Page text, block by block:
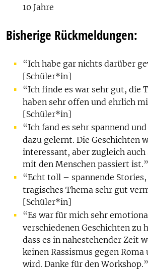
10 Jahre
Bisherige Rückmeldungen:
“Ich habe gar nichts darüber
[Schüler*in]
“Ich finde es war sehr gut, die
haben sehr offen und ehrlich
[Schüler*in]
“Ich fand es sehr spannend
dazu gelernt. Die Geschichten
interessant, aber zugleich auch
mit den Menschen passiert ist.”
“Echt toll – spannende Stories,
tragisches Thema sehr gut
[Schüler*in]
“Es war für mich sehr
verschiedenen Geschichten zu
dass es in nahestehender Zeit
keinen Rassismus gegen Roma
wird. Danke für den